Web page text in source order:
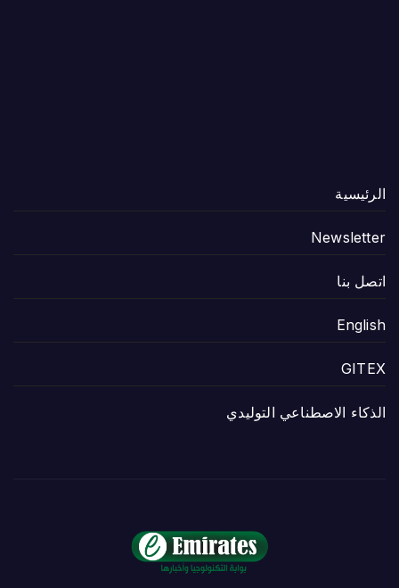
الرئيسية
Newsletter
اتصل بنا
English
GITEX
الذكاء الاصطناعي التوليدي